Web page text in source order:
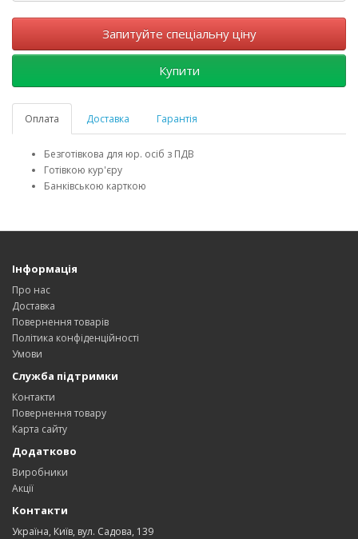
Запитуйте спеціальну ціну
Купити
Оплата Доставка Гарантія
Безготівкова для юр. осіб з ПДВ
Готівкою кур'єру
Банківською карткою
Інформація
Про нас
Доставка
Повернення товарів
Політика конфіденційності
Умови
Служба підтримки
Контакти
Повернення товару
Карта сайту
Додатково
Виробники
Акції
Контакти
Україна, Київ, вул. Садова, 139